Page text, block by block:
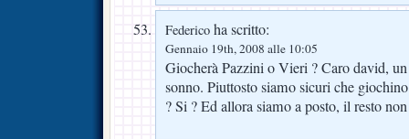
Federico ha scritto:
Gennaio 19th, 2008 alle 10:05
Giocherà Pazzini o Vieri ? Caro david,
sonno. Piuttosto siamo sicuri che
? Si ? Ed allora siamo a posto, il resto